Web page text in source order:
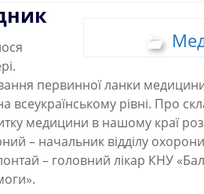
первинної ланки
всеукраїнському рівні. Про
медицини в нашому краї
– начальник відділу
– головний лікар КНУ